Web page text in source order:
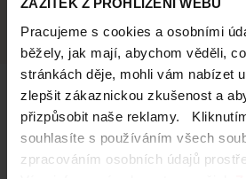
Pracujeme s cookies a osobními
běžely, jak mají, abychom věděli,
stránkách děje, mohli vám nabízet
zlepšit zákaznickou zkušenost a
přizpůsobit naše reklamy.
souhlasíte s používáním všech
zpracováním osobních údajů
už do 60 minut.
Teta prodejny a služby